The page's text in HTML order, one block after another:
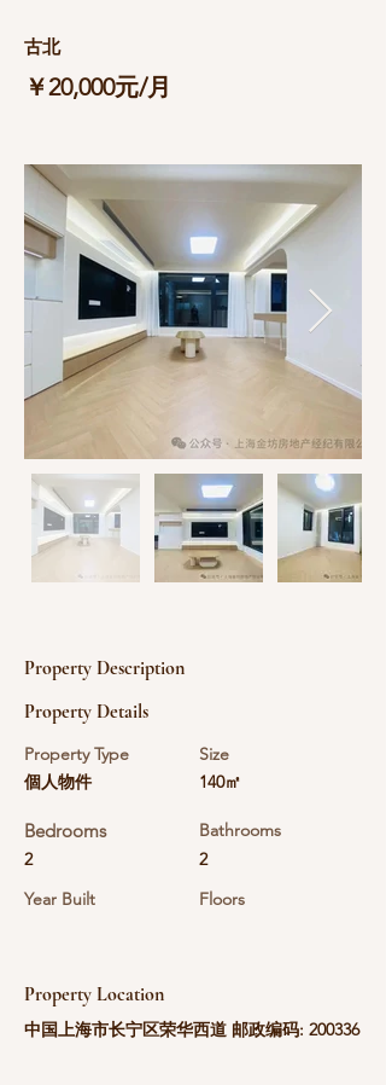
古北
￥20,000元/月
Property Description
Property Details
Property Type
個人物件
Bedrooms
2
Year Built
Size
140㎡
Bathrooms
2
Floors
Property Location
中国上海市长宁区荣华西道 邮政编码: 200336